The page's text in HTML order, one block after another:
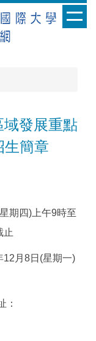
域發展重點
生簡章
期四)上午9時至
止
12月8日(星期一)
：